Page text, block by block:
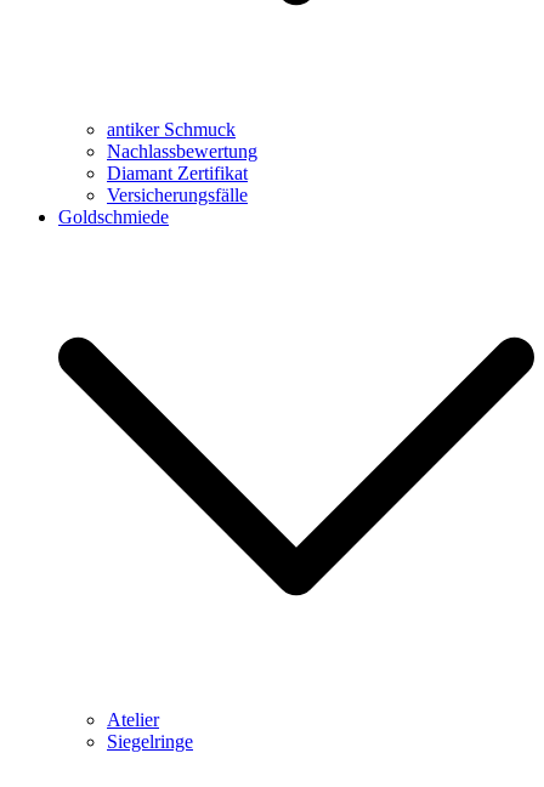
antiker Schmuck
Nachlassbewertung
Diamant Zertifikat
Versicherungsfälle
Goldschmiede
Atelier
Siegelringe